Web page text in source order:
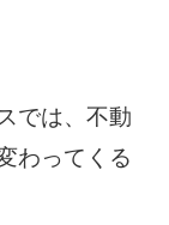
では、不動
わってくる